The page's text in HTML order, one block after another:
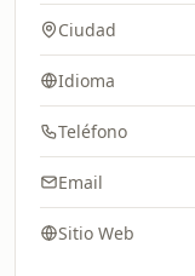
Ciudad
Idioma
Teléfono
Email
Sitio Web